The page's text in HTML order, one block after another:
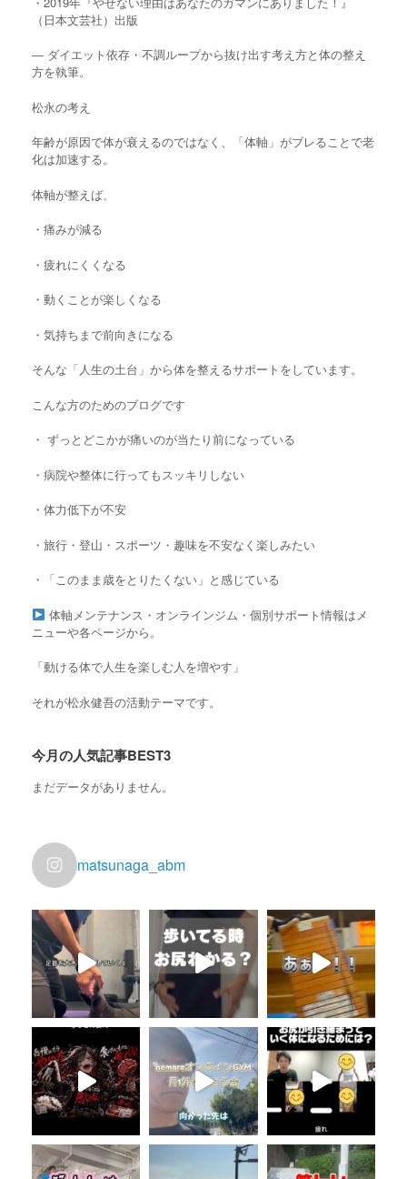
（日本文芸社）出版
― ダイエット依存・不調ループから抜け出す考え方と体の整え
方を執筆。
松永の考え
年齢が原因で体が衰えるのではなく、「体軸」がブレることで老
化は加速する。
体軸が整えば、
・痛みが減る
・疲れにくくなる
・動くことが楽しくなる
・気持ちまで前向きになる
そんな「人生の土台」から体を整えるサポートをしています。
こんな方のためのブログです
・ ずっとどこかが痛いのが当たり前になっている
・ 病院や整体に行ってもスッキリしない
・ 体力低下が不安
・旅行・登山・スポーツ・趣味を不安なく楽しみたい
・「このまま歳をとりたくない」と感じている
体軸メンテナンス・オンラインジム・個別サポート情報はメ
ニューや各ページから。
「動ける体で人生を楽しむ人を増やす」
それが松永健吾の活動テーマです。
今月の人気記事BEST3
まだデータがありません。
matsunaga_abm